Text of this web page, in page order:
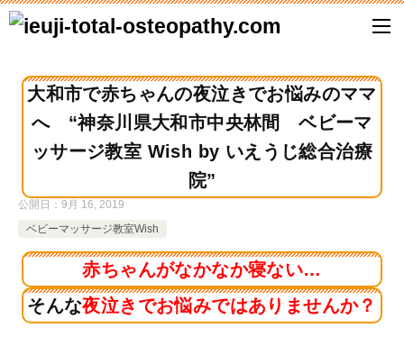
大和市で赤ちゃんの夜泣きでお悩みのママ
へ “神奈川県大和市中央林間 ベビーマ
ッサージ教室 Wish by いえうじ総合治療
院”
公開日： 9月 16, 2019
ベビーマッサージ教室Wish
赤ちゃんがなかなか寝ない…
そんな夜泣きでお悩みではありませんか？